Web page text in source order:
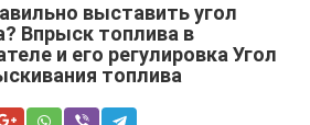
выставить угол
Впрыск топлива в
и его регулировка Угол
топлива